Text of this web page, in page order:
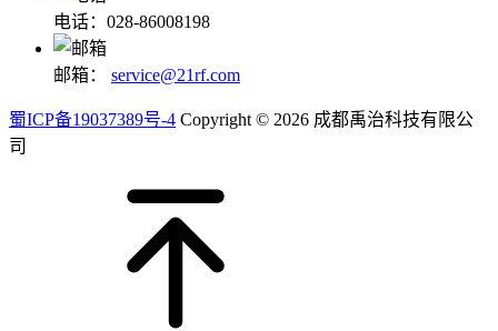
电话：028-86008198
邮箱： service@21rf.com
蜀ICP备19037389号-4 Copyright © 2026 成都禹治科技有限公
司